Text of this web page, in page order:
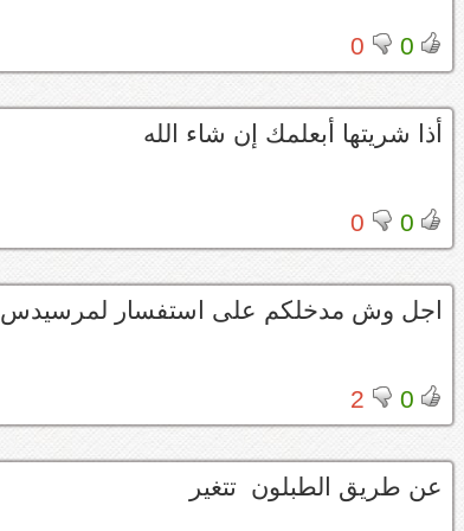
0
0
أذا شريتها أبعلمك إن شاء الله
0
0
اجل وش مدخلكم على استفسار لمرسيدس
0
2
عن طريق الطبلون تتغير